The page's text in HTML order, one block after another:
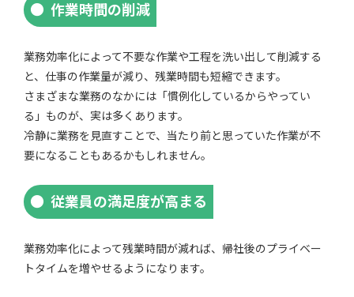
作業時間の削減
業務効率化によって不要な作業や工程を洗い出して削減する
と、仕事の作業量が減り、残業時間も短縮できます。
さまざまな業務のなかには「慣例化しているからやってい
る」ものが、実は多くあります。
冷静に業務を見直すことで、当たり前と思っていた作業が不
要になることもあるかもしれません。
従業員の満足度が高まる
業務効率化によって残業時間が減れば、帰社後のプライベー
トタイムを増やせるようになります。